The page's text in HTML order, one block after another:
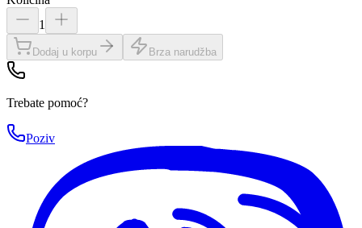
1
Dodaj u korpu Brza narudžba
Trebate pomoć?
Poziv